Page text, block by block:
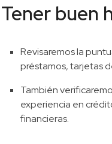
Tener buen
Revisaremos la
préstamos, tarjetas
También
experiencia en
financieras.